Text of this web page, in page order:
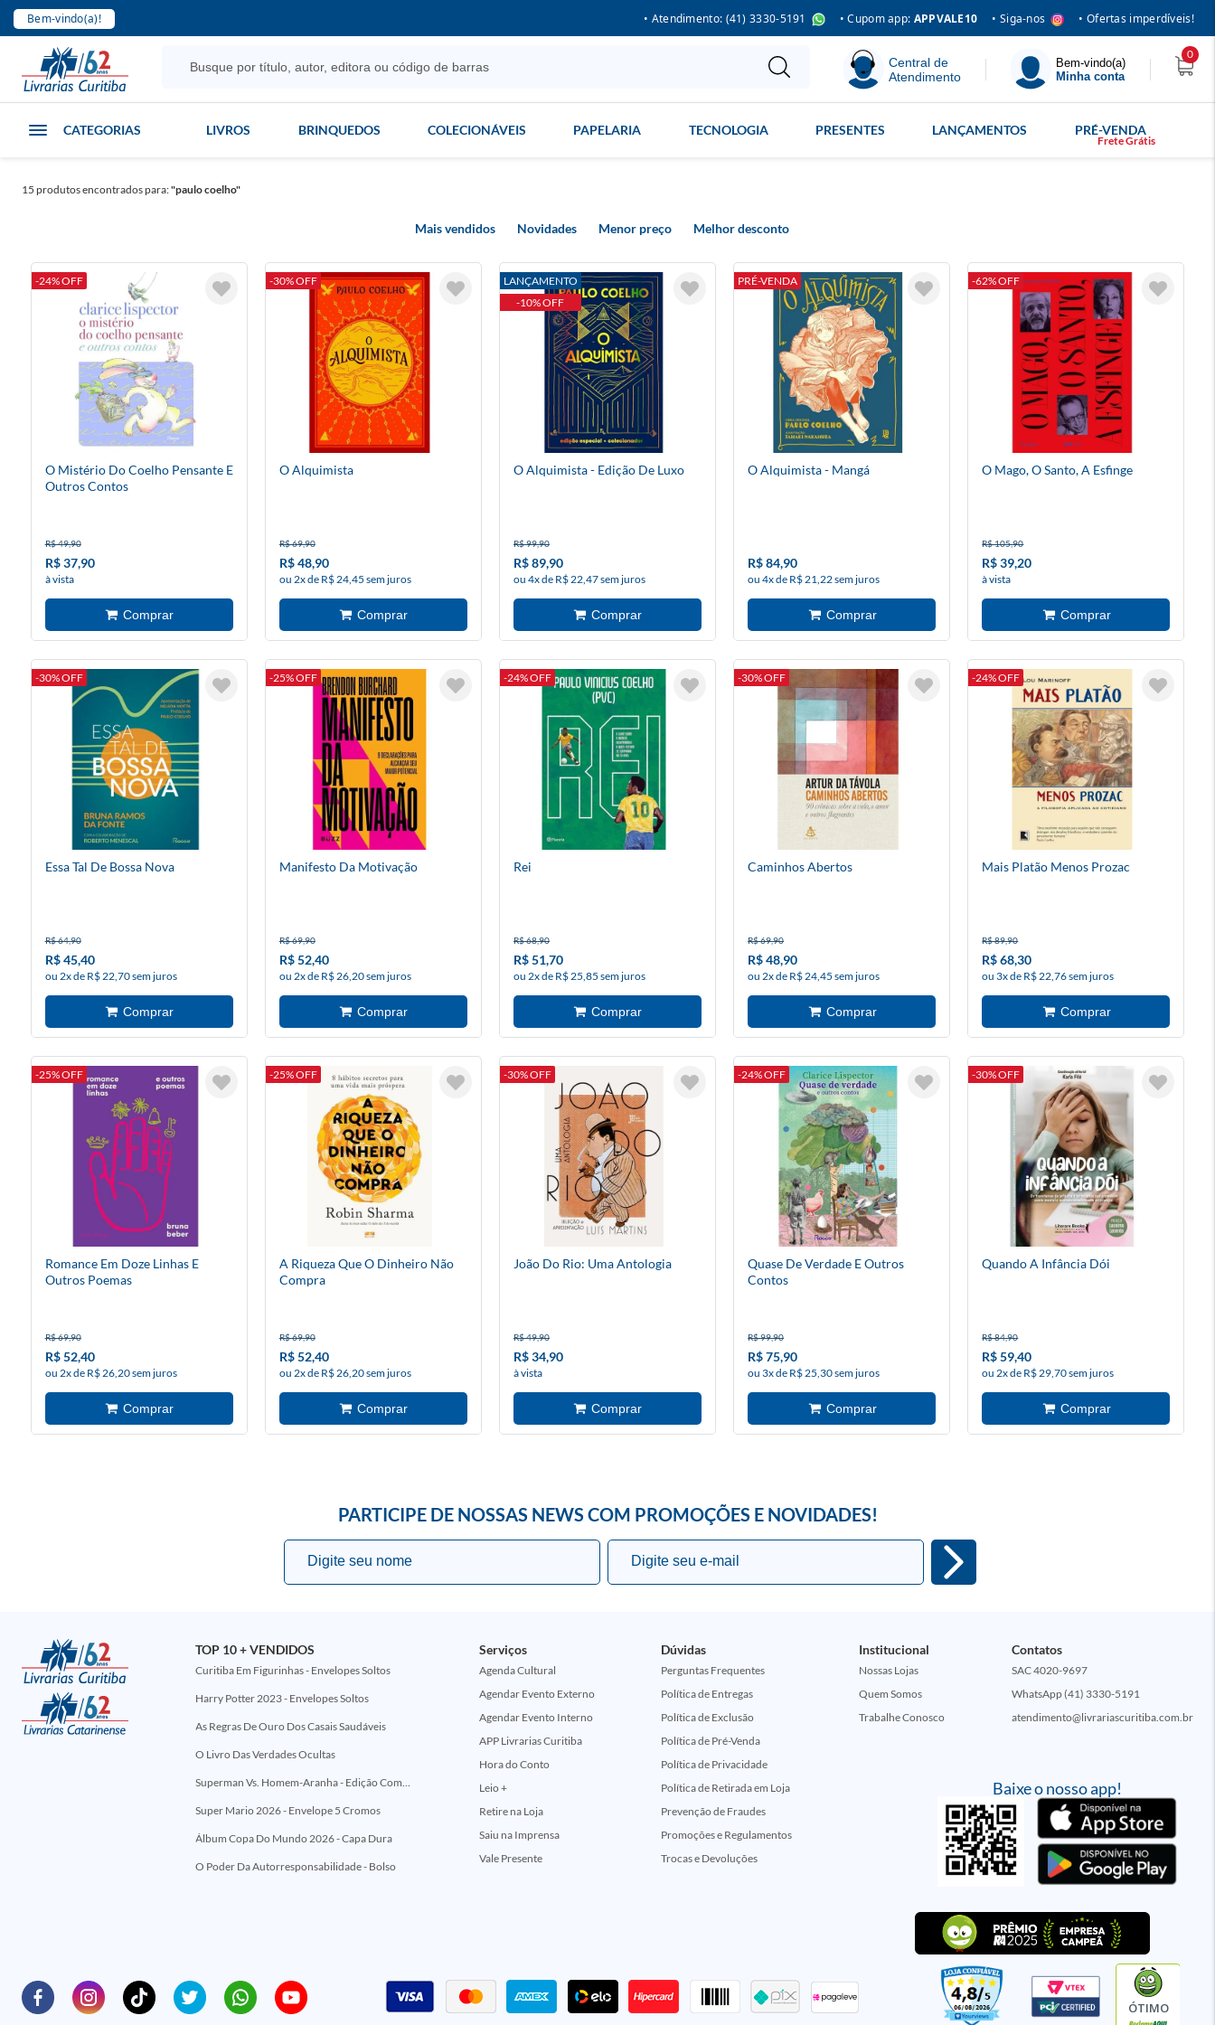
Bem-vindo(a)! • Atendimento: (41) 3330-5191 • Cupom app: APPVALE10 • Siga-nos • Ofertas imperdíveis!
Central de
Atendimento
Bem-vindo(a)
Minha conta
0
CATEGORIAS LIVROS BRINQUEDOS COLECIONÁVEIS PAPELARIA TECNOLOGIA PRESENTES LANÇAMENTOS PRÉ-VENDA
15 produtos encontrados para:"paulo coelho"
Mais vendidos Novidades Menor preço Melhor desconto
-24% OFF
O Mistério Do Coelho Pensante E
Outros Contos
R$ 49,90
R$ 37,90
à vista
-30% OFF
O Alquimista
R$ 69,90
R$ 48,90
ou 2x de R$ 24,45 sem juros
LANÇAMENTO
-10% OFF
O Alquimista - Edição De Luxo
R$ 99,90
R$ 89,90
ou 4x de R$ 22,47 sem juros
PRÉ-VENDA
O Alquimista - Mangá
R$ 84,90
ou 4x de R$ 21,22 sem juros
-62% OFF
O Mago, O Santo, A Esfinge
R$ 105,90
R$ 39,20
à vista
-30% OFF
Essa Tal De Bossa Nova
R$ 64,90
R$ 45,40
ou 2x de R$ 22,70 sem juros
-25% OFF
Manifesto Da Motivação
R$ 69,90
R$ 52,40
ou 2x de R$ 26,20 sem juros
-24% OFF
Rei
R$ 68,90
R$ 51,70
ou 2x de R$ 25,85 sem juros
-30% OFF
Caminhos Abertos
R$ 69,90
R$ 48,90
ou 2x de R$ 24,45 sem juros
-24% OFF
Mais Platão Menos Prozac
R$ 89,90
R$ 68,30
ou 3x de R$ 22,76 sem juros
-25% OFF
Romance Em Doze Linhas E
Outros Poemas
R$ 69,90
R$ 52,40
ou 2x de R$ 26,20 sem juros
-25% OFF
A Riqueza Que O Dinheiro Não
Compra
R$ 69,90
R$ 52,40
ou 2x de R$ 26,20 sem juros
-30% OFF
João Do Rio: Uma Antologia
R$ 49,90
R$ 34,90
à vista
-24% OFF
Quase De Verdade E Outros
Contos
R$ 99,90
R$ 75,90
ou 3x de R$ 25,30 sem juros
-30% OFF
Quando A Infância Dói
R$ 84,90
R$ 59,40
ou 2x de R$ 29,70 sem juros
PARTICIPE DE NOSSAS NEWS COM PROMOÇÕES E NOVIDADES!
Baixe o nosso app!
TOP 10 + VENDIDOS
Curitiba Em Figurinhas - Envelopes Soltos
Harry Potter 2023 - Envelopes Soltos
As Regras De Ouro Dos Casais Saudáveis
O Livro Das Verdades Ocultas
Superman Vs. Homem-Aranha - Edição Comemorativa 50 Anos (Encontros Clássicos Dc E Marvel)
Super Mario 2026 - Envelope 5 Cromos
Álbum Copa Do Mundo 2026 - Capa Dura
O Poder Da Autorresponsabilidade - Bolso
Serviços
Agenda Cultural
Agendar Evento Externo
Agendar Evento Interno
APP Livrarias Curitiba
Hora do Conto
Leio +
Retire na Loja
Saiu na Imprensa
Vale Presente
Dúvidas
Perguntas Frequentes
Política de Entregas
Política de Exclusão
Política de Pré-Venda
Política de Privacidade
Política de Retirada em Loja
Prevenção de Fraudes
Promoções e Regulamentos
Trocas e Devoluções
Institucional
Nossas Lojas
Quem Somos
Trabalhe Conosco
Contatos
SAC 4020-9697
WhatsApp (41) 3330-5191
atendimento@livrariascuritiba.com.br
ÓTIMO